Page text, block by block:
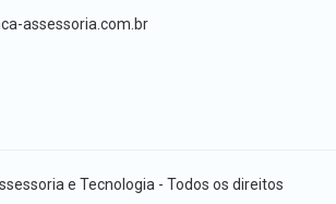
assessoria.com.br
e Tecnologia - Todos os direitos